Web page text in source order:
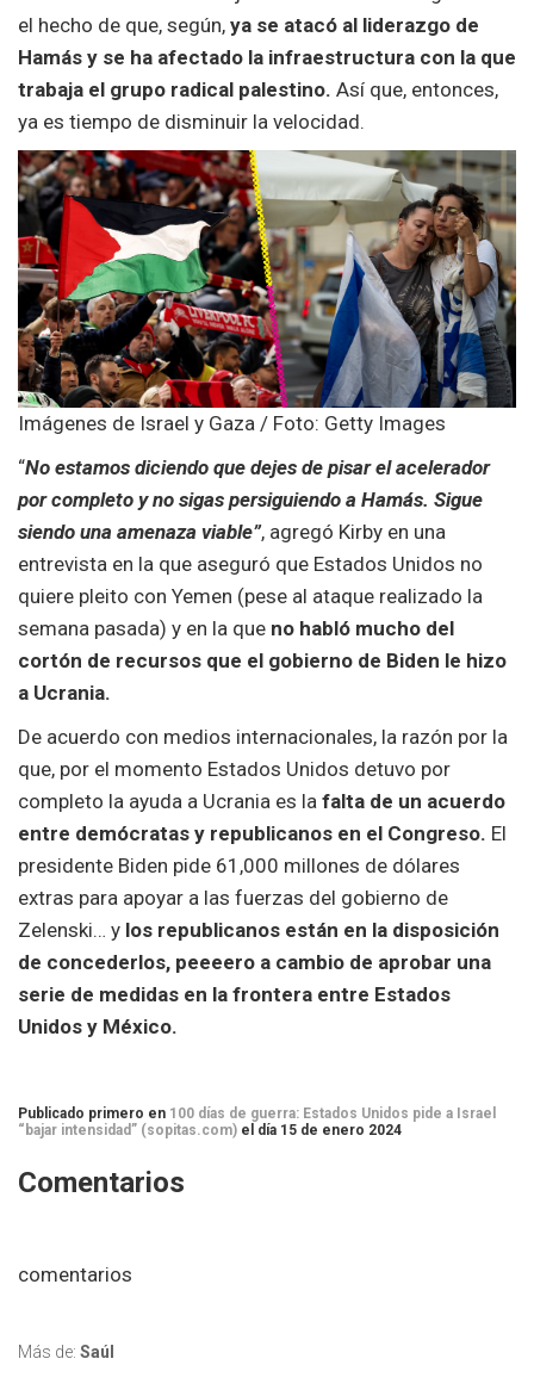
el hecho de que, según, ya se atacó al liderazgo de
Hamás y se ha afectado la infraestructura con la que
trabaja el grupo radical palestino. Así que, entonces,
ya es tiempo de disminuir la velocidad.
Imágenes de Israel y Gaza / Foto: Getty Images
“No estamos diciendo que dejes de pisar el acelerador
por completo y no sigas persiguiendo a Hamás. Sigue
siendo una amenaza viable”, agregó Kirby en una
entrevista en la que aseguró que Estados Unidos no
quiere pleito con Yemen (pese al ataque realizado la
semana pasada) y en la que no habló mucho del
cortón de recursos que el gobierno de Biden le hizo
a Ucrania.
De acuerdo con medios internacionales, la razón por la
que, por el momento Estados Unidos detuvo por
completo la ayuda a Ucrania es la falta de un acuerdo
entre demócratas y republicanos en el Congreso. El
presidente Biden pide 61,000 millones de dólares
extras para apoyar a las fuerzas del gobierno de
Zelenski… y los republicanos están en la disposición
de concederlos, peeeero a cambio de aprobar una
serie de medidas en la frontera entre Estados
Unidos y México.
Publicado primero en 100 días de guerra: Estados Unidos pide a Israel
“bajar intensidad” (sopitas.com) el día 15 de enero 2024
Comentarios
comentarios
Más de: Saúl